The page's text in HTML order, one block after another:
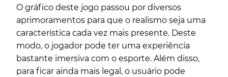
O gráfico deste jogo passou por diversos
aprimoramentos para que o realismo seja uma
característica cada vez mais presente. Deste
modo, o jogador pode ter uma experiência
bastante imersiva com o esporte. Além disso,
para ficar ainda mais legal, o usuário pode